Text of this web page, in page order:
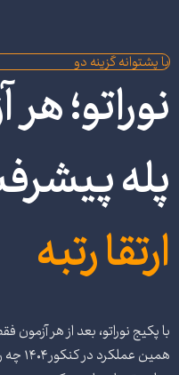
با پشتوانه گزینه دو
نوراتو؛
پله
ارتقا رتبه
با پکیج نوراتو، بعد از هر
همین